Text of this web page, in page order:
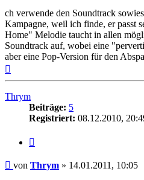
ch verwende den Soundtrack
Kampagne, weil ich finde, er passt
Home" Melodie taucht in allen
Soundtrack auf, wobei eine
aber eine Pop-Version für den
Thrym
Beiträge: 5
Registriert: 08.12.2010,
Beitrag
von Thrym » 14.01.2011, 10:05